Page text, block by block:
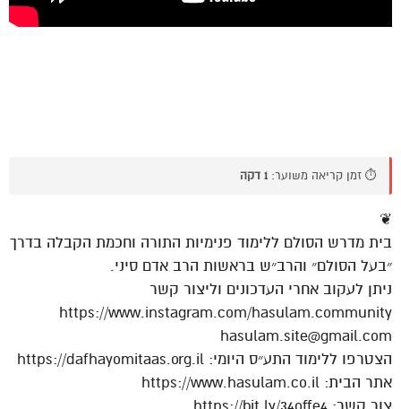
⏱️ זמן קריאה משוער: 1 דקה
❦
בית מדרש הסולם ללימוד פנימיות התורה וחכמת הקבלה בדרך
״בעל הסולם״ והרב״ש בראשות הרב אדם סיני.
ניתן לעקוב אחרי העדכונים וליצור קשר
https://www.instagram.com/hasulam.community
hasulam.site@gmail.com
הצטרפו ללימוד התע״ס היומי: https://dafhayomitaas.org.il
אתר הבית: https://www.hasulam.co.il